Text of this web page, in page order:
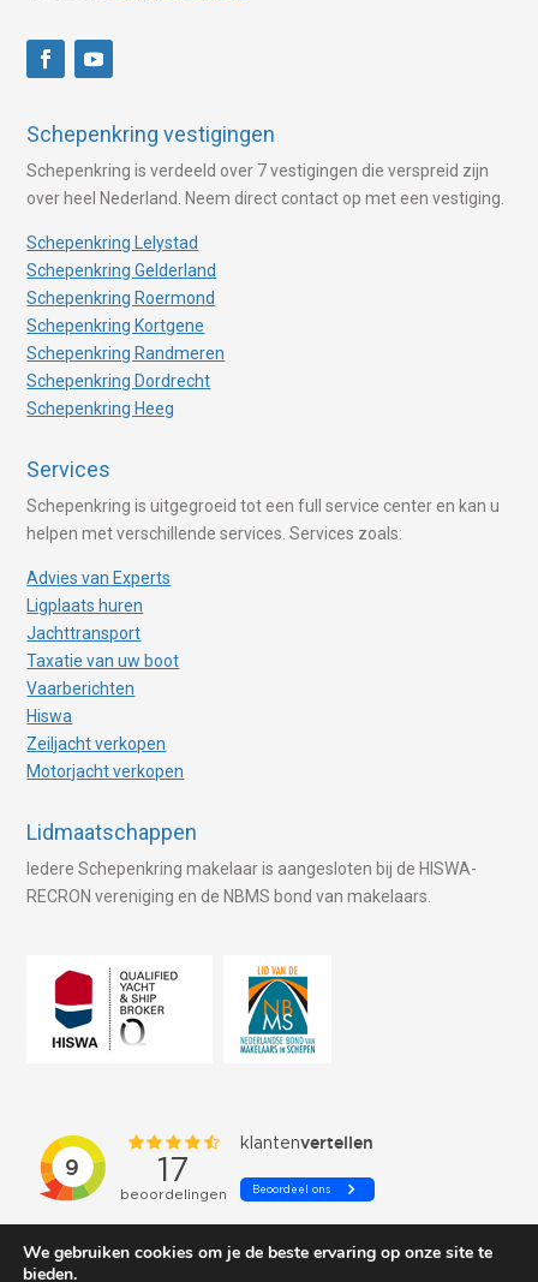
Schepenkring vestigingen
Schepenkring is verdeeld over 7 vestigingen die verspreid zijn
over heel Nederland. Neem direct contact op met een vestiging.
Schepenkring Lelystad
Schepenkring Gelderland
Schepenkring Roermond
Schepenkring Kortgene
Schepenkring Randmeren
Schepenkring Dordrecht
Schepenkring Heeg
Services
Schepenkring is uitgegroeid tot een full service center en kan u
helpen met verschillende services. Services zoals:
Advies van Experts
Ligplaats huren
Jachttransport
Taxatie van uw boot
Vaarberichten
Hiswa
Zeiljacht verkopen
Motorjacht verkopen
Lidmaatschappen
Iedere Schepenkring makelaar is aangesloten bij de HISWA-
RECRON vereniging en de NBMS bond van makelaars.
We gebruiken cookies om je de beste ervaring op onze site te
bieden.